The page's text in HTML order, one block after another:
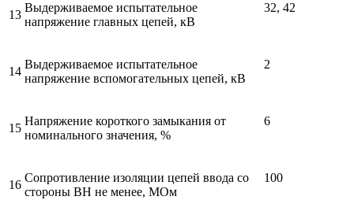
13
Выдерживаемое испытательное
напряжение главных цепей, кВ
32, 42
14
Выдерживаемое испытательное
напряжение вспомогательных цепей, кВ
2
15
Напряжение короткого замыкания от
номинального значения, %
6
16
Сопротивление изоляции цепей ввода со
стороны ВН не менее, МОм
100